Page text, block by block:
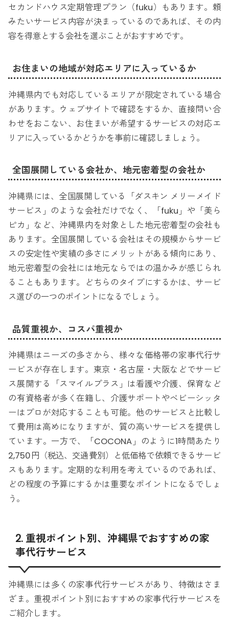
セカンドハウス定期管理プラン（fuku）もあります。頼
みたいサービス内容が決まっているのであれば、その内
容を得意とする会社を選ぶことがおすすめです。
お住まいの地域が対応エリアに入っているか
沖縄県内でも対応しているエリアが限定されている場合
があります。ウェブサイトで確認をするか、直接問い合
わせをおこない、お住まいが希望するサービスの対応エ
リアに入っているかどうかを事前に確認しましょう。
全国展開している会社か、地元密着型の会社か
沖縄県には、全国展開している「ダスキン メリーメイド
サービス」のような会社だけでなく、「fuku」や「美ら
ピカ」など、沖縄県内を対象とした地元密着型の会社も
あります。全国展開している会社はその規模からサービ
スの安定性や実績の多さにメリットがある傾向にあり、
地元密着型の会社には地元ならではの温かみが感じられ
ることもあります。どちらのタイプにするかは、サービ
ス選びの一つのポイントになるでしょう。
品質重視か、コスパ重視か
沖縄県はニーズの多さから、様々な価格帯の家事代行サ
ービスが存在します。東京・名古屋・大阪などでサービ
ス展開する「スマイルプラス」は看護や介護、保育など
の有資格者が多く在籍し、介護サポートやベビーシッタ
ーはプロが対応することも可能。他のサービスと比較し
て費用は高めになりますが、質の高いサービスを提供し
ています。一方で、「COCONA」のように1時間あたり
2,750円（税込、交通費別）と低価格で依頼できるサービ
スもあります。定期的な利用を考えているのであれば、
どの程度の予算にするかは重要なポイントになるでしょ
う。
2. 重視ポイント別、沖縄県でおすすめの家
事代行サービス
沖縄県には多くの家事代行サービスがあり、特徴はさま
ざま。重視ポイント別におすすめの家事代行サービスを
ご紹介します。